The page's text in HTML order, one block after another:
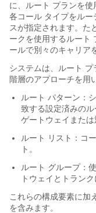
に、ルート プランを使
各コール タイプをル
スが指定されます。た
ークを使用するルート
ールで別々のキャリア
システムは、ルート
階層のアプローチを用
ルート パターン：
致する設定済みのル
ゲートウェイまたは
ルート リスト：コ
ト。
ルート グループ：
トウェイとトラン
これらの構成要素に加
を含みます。